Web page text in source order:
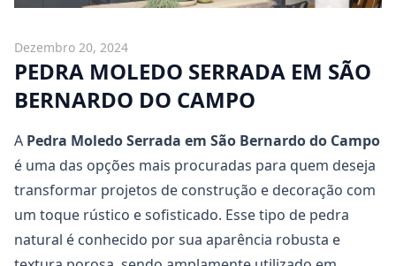
Dezembro 20, 2024
PEDRA MOLEDO SERRADA EM SÃO
BERNARDO DO CAMPO
A Pedra Moledo Serrada em São Bernardo do Campo
é uma das opções mais procuradas para quem deseja
transformar projetos de construção e decoração com
um toque rústico e sofisticado. Esse tipo de pedra
natural é conhecido por sua aparência robusta e